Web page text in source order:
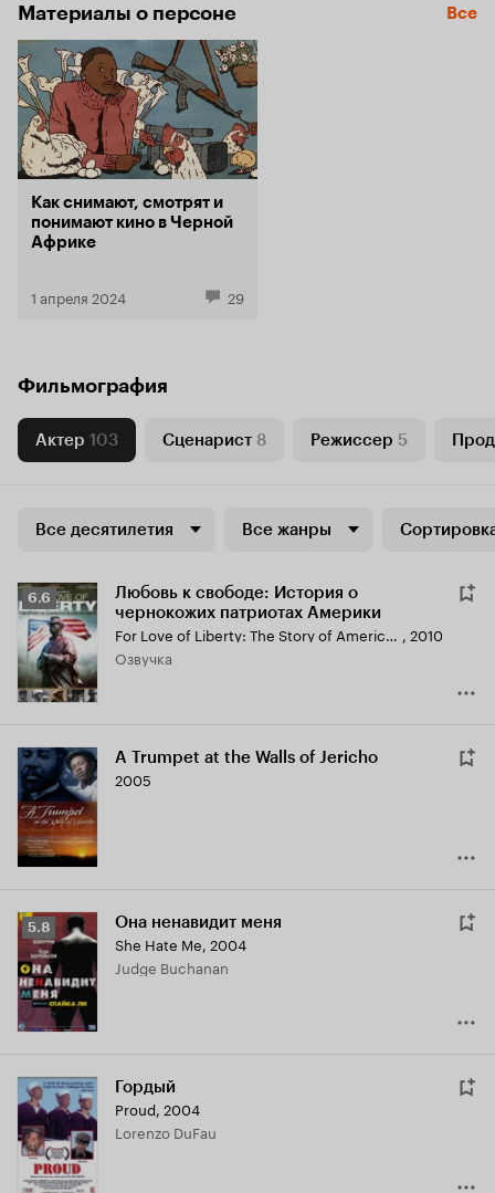
Материалы о персоне Все
Как снимают, смотрят и
понимают кино в Черной
Африке
1 апреля 2024 29
Фильмография
Актер 103 Сценарист 8 Режиссер 5
Все десятилетия Все жанры
Рейтинг
Кинопоиска
6.6
6.6
Любовь к свободе: История о
чернокожих патриотах Америки
For Love of Liberty: The Story of America's Black Patriots , 2010
озвучка
A Trumpet at the Walls of Jericho
2005
Рейтинг
Кинопоиска
5.8
5.8 Она ненавидит меня
She Hate Me, 2004
Judge Buchanan
Гордый
Proud, 2004
Lorenzo DuFau